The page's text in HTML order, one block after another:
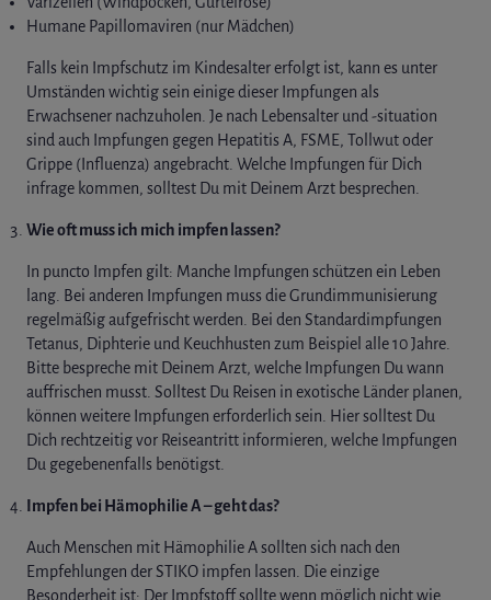
Humane Papillomaviren (nur Mädchen)
Falls kein Impfschutz im Kindesalter erfolgt ist, kann es unter
Umständen wichtig sein einige dieser Impfungen als
Erwachsener nachzuholen. Je nach Lebensalter und -situation
sind auch Impfungen gegen Hepatitis A, FSME, Tollwut oder
Grippe (Influenza) angebracht. Welche Impfungen für Dich
infrage kommen, solltest Du mit Deinem Arzt besprechen.
Wie oft muss ich mich impfen lassen?
In puncto Impfen gilt: Manche Impfungen schützen ein Leben
lang. Bei anderen Impfungen muss die Grundimmunisierung
regelmäßig aufgefrischt werden. Bei den Standardimpfungen
Tetanus, Diphterie und Keuchhusten zum Beispiel alle 10 Jahre.
Bitte bespreche mit Deinem Arzt, welche Impfungen Du wann
auffrischen musst. Solltest Du Reisen in exotische Länder planen,
können weitere Impfungen erforderlich sein. Hier solltest Du
Dich rechtzeitig vor Reiseantritt informieren, welche Impfungen
Du gegebenenfalls benötigst.
Impfen bei Hämophilie A – geht das?
Auch Menschen mit Hämophilie A sollten sich nach den
Empfehlungen der STIKO impfen lassen. Die einzige
Besonderheit ist: Der Impfstoff sollte wenn möglich nicht wie